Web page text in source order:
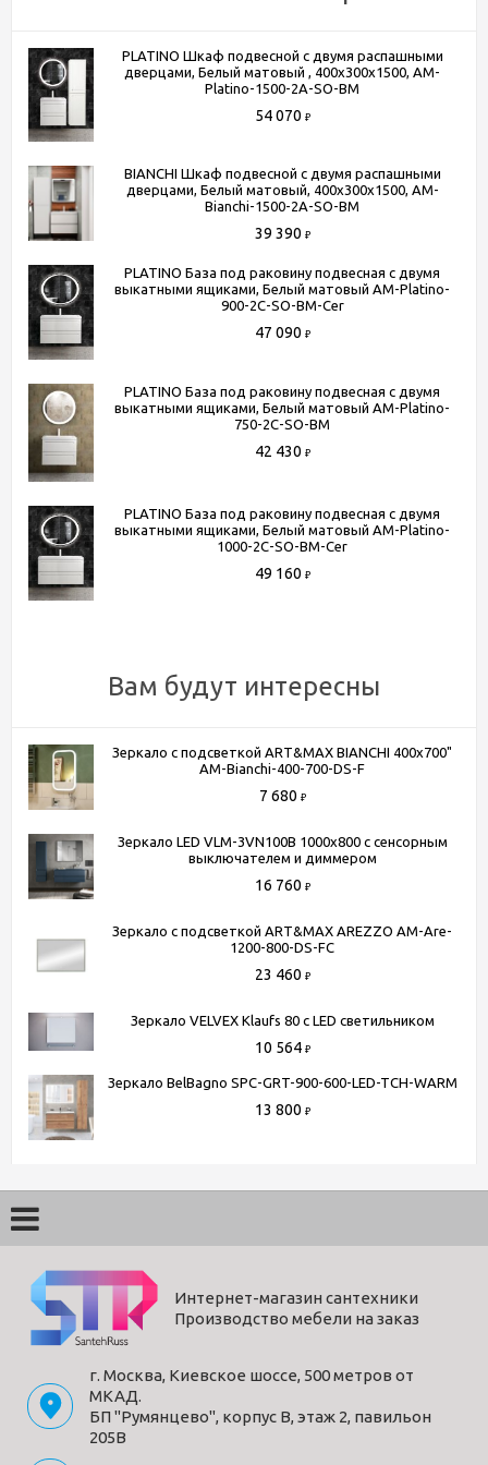
Механизм доводчика
Да
Ширина, см
Высота, см
Глубина, см
Цвет
белый матовый
Комплектация
крепление к стене ; ящики с
доводчиками
Способы получения товара:
- Самовывоз из шоу-рума по адресу Киевское шоссе, 500
метров от МКАД. БП "Румянцево", корпус В, этаж 2,
павильон 205В
- Доставка по Москве в пределах МКАД (стоимость
доставки рассчитывается менеджером после оформления
- Доставка до терминала любой транспортной компании
(для всей России)
Более подробную информацию вы можете получить по
PLATINO Шкаф подвесной с двумя распашными
дверцами, Белый матовый , 400x300x1500, AM-
Platino-1500-2A-SO-BM
54 070 ₽
BIANCHI Шкаф подвесной с двумя распашными
дверцами, Белый матовый, 400x300x1500, AM-
Bianchi-1500-2A-SO-BM
39 390 ₽
PLATINO База под раковину подвесная с двумя
выкатными ящиками, Белый матовый AM-Platino-
900-2C-SO-BM-Cer
47 090 ₽
PLATINO База под раковину подвесная с двумя
выкатными ящиками, Белый матовый AM-Platino-
750-2C-SO-BM
42 430 ₽
PLATINO База под раковину подвесная с двумя
выкатными ящиками, Белый матовый AM-Platino-
1000-2C-SO-BM-Cer
49 160 ₽
Вам будут интересны
Зеркало с подсветкой ART&MAX BIANCHI 400x700"
AM-Bianchi-400-700-DS-F
7 680 ₽
Зеркало LED VLM-3VN100B 1000х800 c сенсорным
выключателем и диммером
16 760 ₽
Зеркало с подсветкой ART&MAX AREZZO AM-Are-
1200-800-DS-FC
23 460 ₽
Зеркало VELVEX Klaufs 80 с LED светильником
10 564 ₽
Зеркало BelBagno SPC-GRT-900-600-LED-TCH-WARM
13 800 ₽
Интернет-магазин сантехники
Производство мебели на заказ
г. Москва, Киевское шоссе, 500 метров от
МКАД.
БП "Румянцево", корпус В, этаж 2, павильон
205В